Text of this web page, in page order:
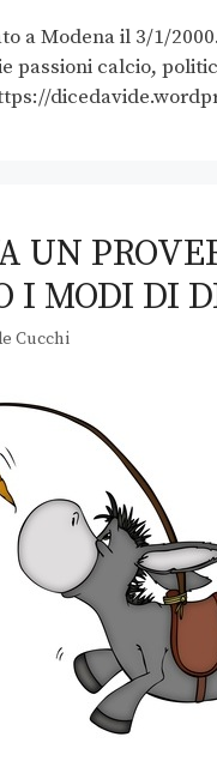
a Modena il 3/1/
passioni calcio,
UN
I MODI DI
Cucchi